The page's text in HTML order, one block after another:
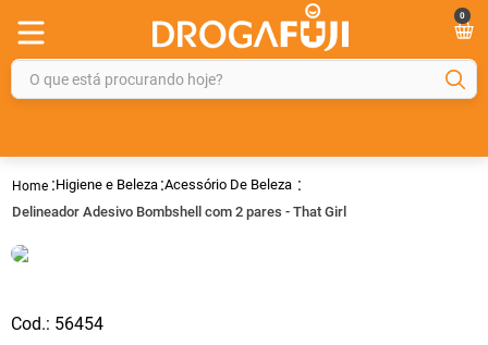
0
O que está procurando hoje?
Higiene e Beleza Acessório De Beleza
Delineador Adesivo Bombshell com 2 pares - That Girl
Cod.: 56454
2º
gelmax
3º
5º
protetor solar